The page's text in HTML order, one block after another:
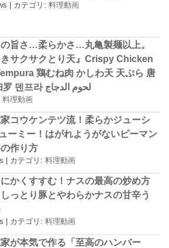
カテゴリ:料理動画
旨さ…柔らかさ…丸亀製麺以上。
きサクサクとり天』Crispy Chicken
鶏むね肉 かしわ天 天ぷら 唐
揚げ 天妇罗 덴프라 لحوم الدجاج
料理動画
コウケンテツ流！柔らかジューシ
ーミー！はがれようがないピーマン
作り方
カテゴリ:料理動画
かくすすむ！ナスの最高の炒め方
っとり豚とやわらかナスの甘辛う
カテゴリ:料理動画
が本気で作る「至高のハンバー